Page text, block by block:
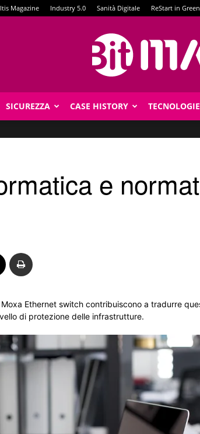
Itis Magazine Industry 5.0 Sanità Digitale ReStart in Green
SICUREZZA CASE HISTORY TECNOLOGIE
e
Ethernet switch contribuiscono a tradurre
di protezione delle infrastrutture.